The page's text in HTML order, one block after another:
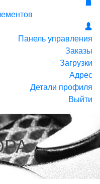
Панель управления
Заказы
Загрузки
Адрес
Детали профиля
Выйти